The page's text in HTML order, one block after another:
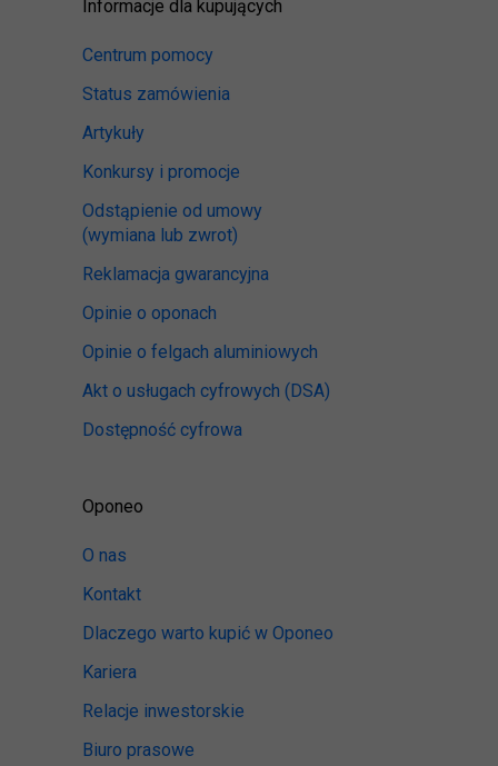
Informacje dla kupujących
Centrum pomocy
Status zamówienia
Artykuły
Konkursy i promocje
Odstąpienie od umowy
(wymiana lub zwrot)
Reklamacja gwarancyjna
Opinie o oponach
Opinie o felgach aluminiowych
Akt o usługach cyfrowych (DSA)
Dostępność cyfrowa
Oponeo
O nas
Kontakt
Dlaczego warto kupić w Oponeo
Kariera
Relacje inwestorskie
Biuro prasowe